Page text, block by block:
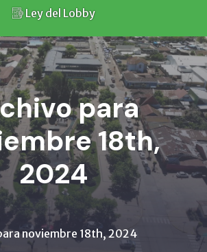
Ley del Lobby
para
18th,
2024
noviembre 18th, 2024